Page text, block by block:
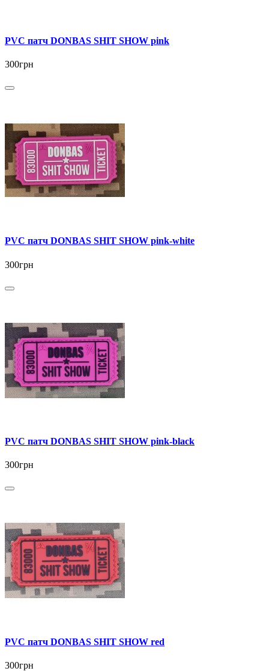
PVC патч DONBAS SHIT SHOW pink
300грн
PVC патч DONBAS SHIT SHOW pink-white
300грн
PVC патч DONBAS SHIT SHOW pink-black
300грн
PVC патч DONBAS SHIT SHOW red
300грн